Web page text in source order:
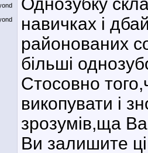
Однозубку
навичках і
районованих
більші
Стосовно
викопувати і
зрозумів,ща
Ви залишите